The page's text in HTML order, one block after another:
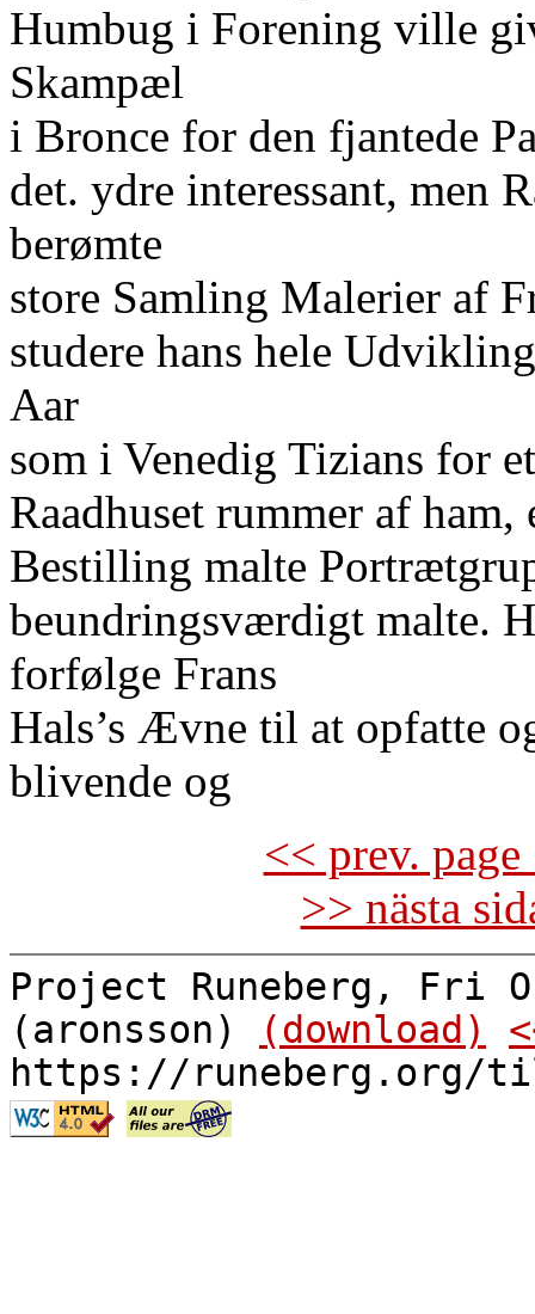
Humbug i Forening ville
Skampæl
i Bronce for den fjantede
det. ydre interessant, men
berømte
store Samling Malerier af
studere hans hele
Aar
som i Venedig Tizians for
Raadhuset rummer af
Bestilling malte
beundringsværdigt malte.
forfølge Frans
Hals’s Ævne til at opfatte
blivende og
<< prev.
>> nästa
Project Runeberg, Fri
(aronsson)
(download)
https://runeberg.org/